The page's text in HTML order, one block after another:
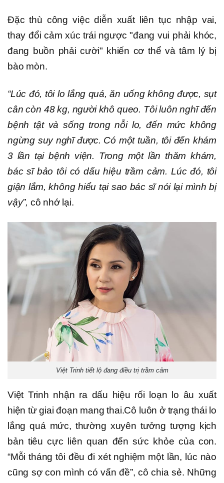
Đặc thù công việc diễn xuất liên tục nhập vai,
thay đổi cảm xúc trái ngược "đang vui phải khóc,
đang buồn phải cười" khiến cơ thể và tâm lý bị
bào mòn.
“Lúc đó, tôi lo lắng quá, ăn uống không được, sụt
cân còn 48 kg, người khô queo. Tôi luôn nghĩ đến
bệnh tật và sống trong nỗi lo, đến mức không
ngừng suy nghĩ được. Có một tuần, tôi đến khám
3 lần tại bệnh viện. Trong một lần thăm khám,
bác sĩ bảo tôi có dấu hiệu trầm cảm. Lúc đó, tôi
giận lắm, không hiểu tại sao bác sĩ nói lại mình bị
vậy”, cô nhớ lại.
Việt Trinh tiết lộ đang điều trị trầm cảm
Việt Trinh nhận ra dấu hiệu rối loạn lo âu xuất
hiện từ giai đoạn mang thai.Cô luôn ở trạng thái lo
lắng quá mức, thường xuyên tưởng tượng kịch
bản tiêu cực liên quan đến sức khỏe của con.
“Mỗi tháng tôi đều đi xét nghiệm một lần, lúc nào
cũng sợ con mình có vấn đề”, cô chia sẻ. Những